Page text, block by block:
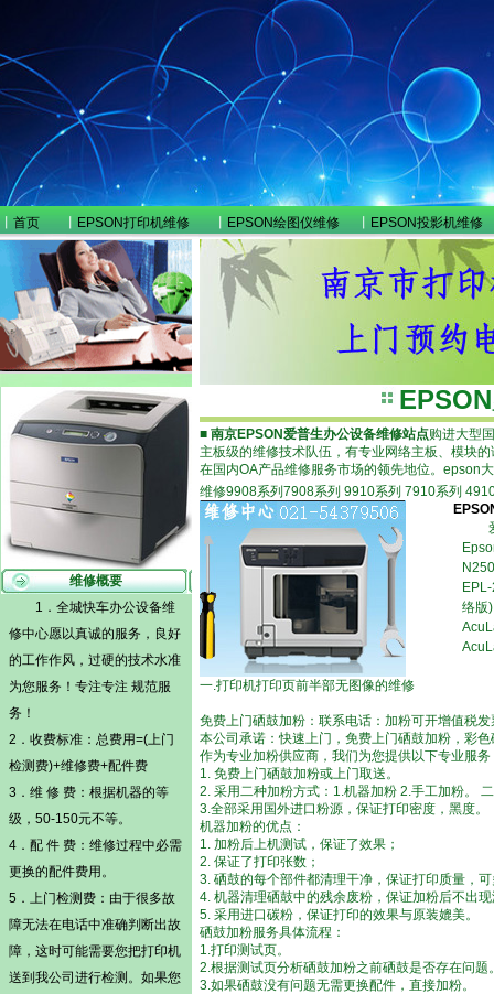
首页 EPSON打印机维修 EPSON绘图仪维修 EPSON投影机维修
维修概要
1．全城快车办公设备维
修中心愿以真诚的服务，良好
的工作作风，过硬的技术水准
为您服务！专注专注 规范服
务！
2．收费标准：总费用=(上门
检测 费)+维修费+配件费
3．维 修 费：根据机器的等
级，50-150元不等。
4．配 件 费：维修过程中必需
更换的配件费用。
5． 上门检测 费：由于很多故
障无法在电话中准确判断出故
障，这时可能需要您把打印机
送到我公司进行检测。如果您
■ 南京EPSON爱普生办公设备维修站点购进大型
主板级的维修技术队伍，有专业网络主板、模块
在国内OA产品维修服务市场的领先地位。epson
维修9908系列7908系列 9910系列 7910系列
络版
一.打印机打印页前半部无图像的维修
免费上门硒鼓加粉：联系电话：加粉可开增值税
本公司承诺：快速上门，免费上门硒鼓加粉，彩
作为专业加粉供应商，我们为您提供以下专业服务
1. 免费上门硒鼓加粉或上门取送。
2. 采用二种加粉方式：1.机器加粉 2.手工加粉。
3.全部采用国外进口粉源，保证打印密度，黑度
机器加粉的优点：
1. 加粉后上机测试，保证了效果；
2. 保证了打印张数；
3. 硒鼓的每个部件都清理干净，保证打印质量，
4. 机器清理硒鼓中的残余废粉，保证加粉后不出
5. 采用进口碳粉，保证打印的效果与原装媲美。
硒鼓加粉服务具体流程：
1.打印测试页。
2.根据测试页分析硒鼓加粉之前硒鼓是否存在问题
3.如果硒鼓没有问题无需更换配件，直接加粉。